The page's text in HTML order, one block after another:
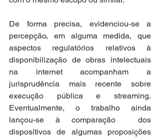
De forma precisa, evidenciou-se a
percepção, em alguma medida, que
aspectos regulatórios relativos à
disponibilização de obras intelectuais
na internet acompanham a
jurisprudência mais recente sobre
execução pública e streaming.
Eventualmente, o trabalho ainda
lançou-se à comparação  dos
dispositivos de algumas proposições